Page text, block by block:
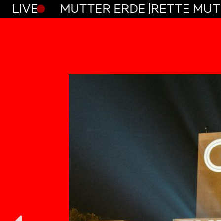
ERDE | RETTE MUTTER ERDE |
LIVE